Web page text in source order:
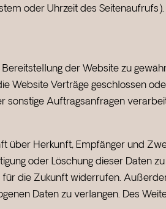
oder Uhrzeit des
der Website zu
Website Verträge geschlossen
sonstige Auftragsanfragen
über Herkunft, Empfänger und
oder Löschung dieser Daten
für die Zukunft widerrufen.
Daten zu verlangen. Des